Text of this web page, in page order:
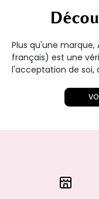
Plus qu'une marque,
français) est une
l'acceptation de soi,